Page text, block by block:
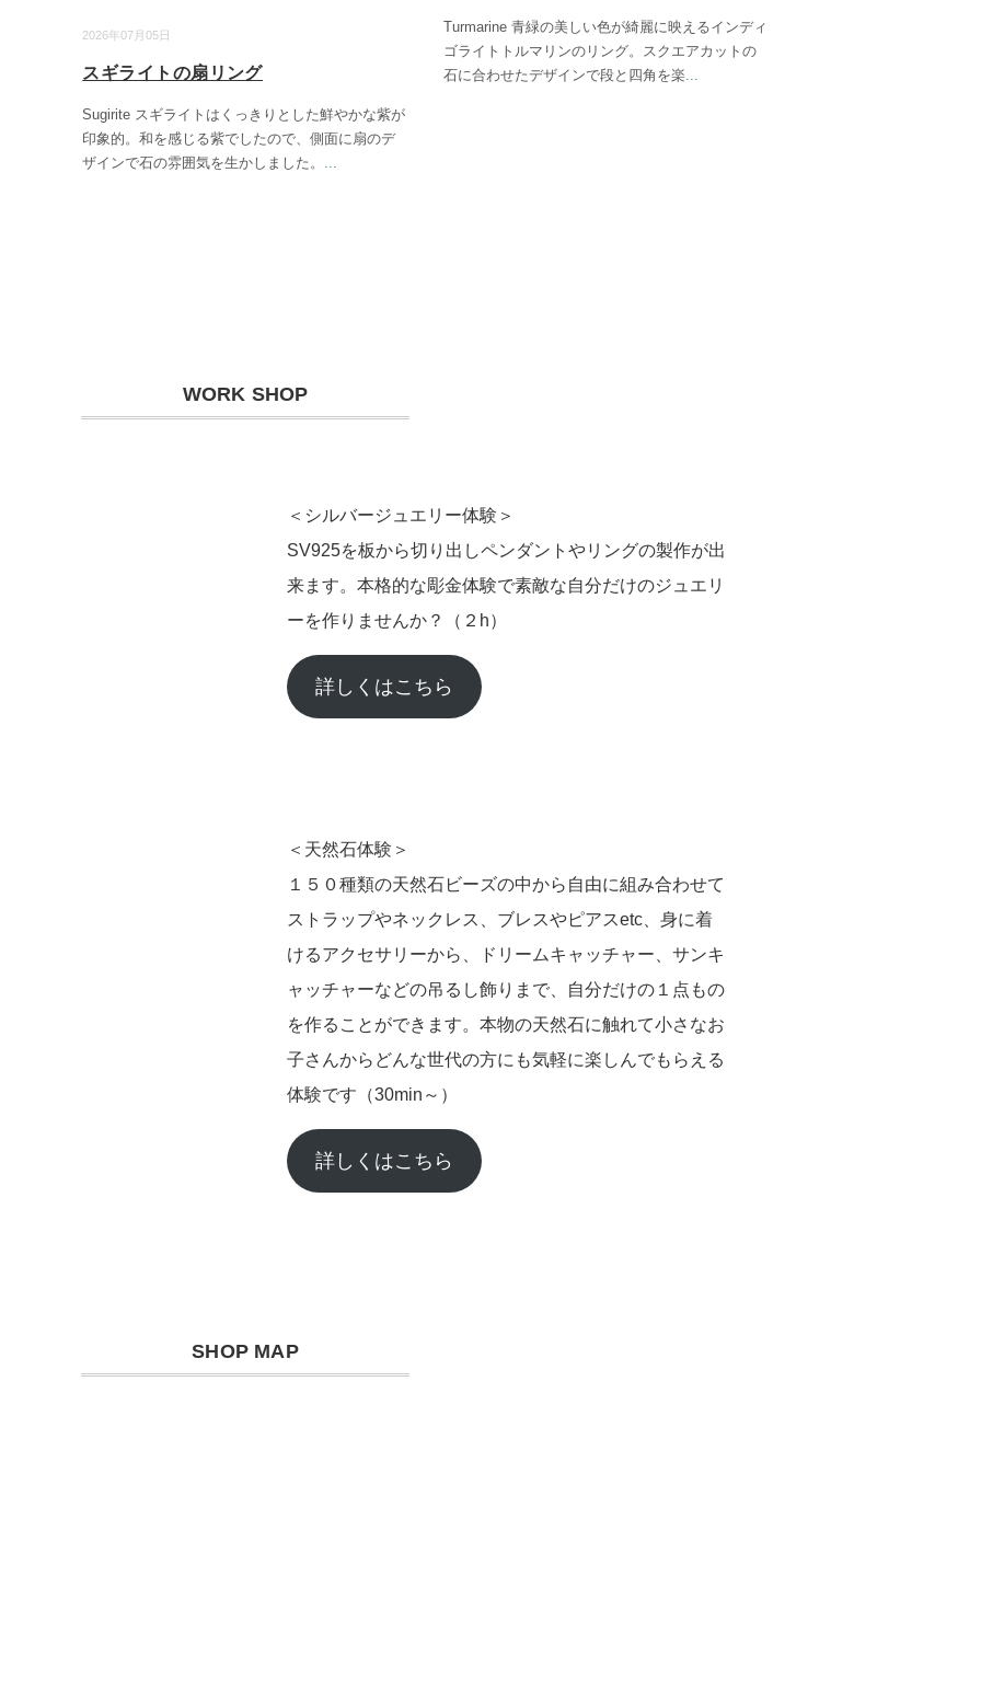
2026年07月05日
スギライトの扇リング
Sugirite スギライトはくっきりとした鮮やかな紫が
印象的。和を感じる紫でしたので、側面に扇のデ
ザインで石の雰囲気を生かしました。 ...
Turmarine 青緑の美しい色が綺麗に映えるインディ
ゴライトトルマリンのリング。スクエアカットの
石に合わせたデザインで段と四角を楽...
WORK SHOP
＜シルバージュエリー体験＞
SV925を板から切り出しペンダントやリングの製作が出
来ます。本格的な彫金体験で素敵な自分だけのジュエリ
ーを作りませんか？（２h）
詳しくはこちら
＜天然石体験＞
１５０種類の天然石ビーズの中から自由に組み合わせて
ストラップやネックレス、ブレスやピアスetc、身に着
けるアクセサリーから、ドリームキャッチャー、サンキ
ャッチャーなどの吊るし飾りまで、自分だけの１点もの
を作ることができます。本物の天然石に触れて小さなお
子さんからどんな世代の方にも気軽に楽しんでもらえる
体験です（30min～）
詳しくはこちら
SHOP MAP